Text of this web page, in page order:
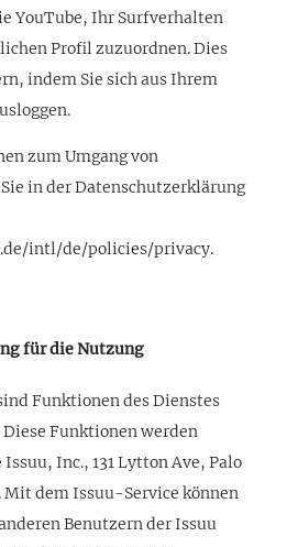
YouTube, Ihr Surfverhalten
Profil zuzuordnen. Dies
indem Sie sich aus Ihrem
zum Umgang von
in der Datenschutzerklärung
intl/de/policies/privacy.
für die Nutzung
Funktionen des Dienstes
Diese Funktionen werden
Inc., 131 Lytton Ave, Palo
Mit dem Issuu-Service können
Benutzern der Issuu